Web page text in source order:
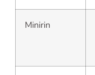
Minirin